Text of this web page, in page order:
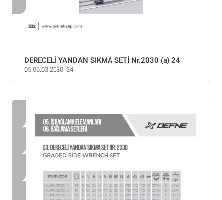
DERECELİ YANDAN SIKMA SETİ Nr.2030 (a) 24
05.06.03.2030_24